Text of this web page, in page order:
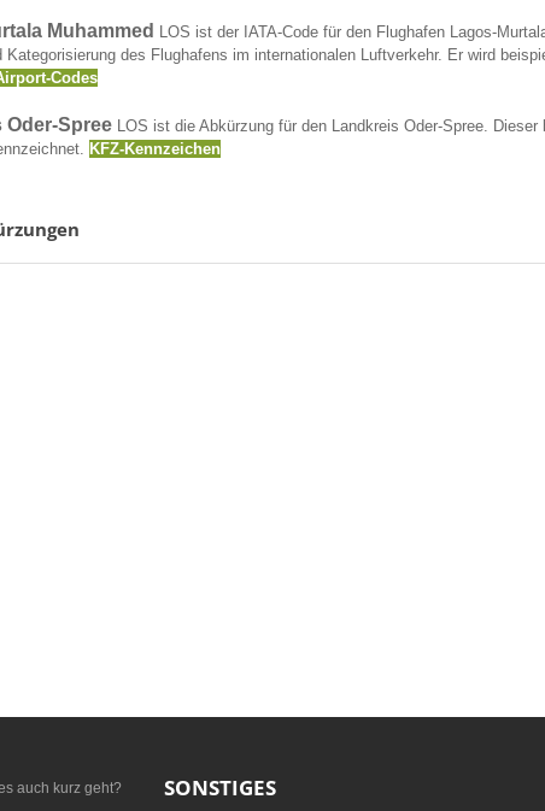
Muhammed LOS ist der IATA-Code für den Flughafen Lagos-
Kategorisierung des Flughafens im internationalen Luftverkehr. Er wird
Codes
Oder-Spree LOS ist die Abkürzung für den Landkreis Oder-Spree.
KFZ-Kennzeichen
auch kurz geht? SONSTIGES